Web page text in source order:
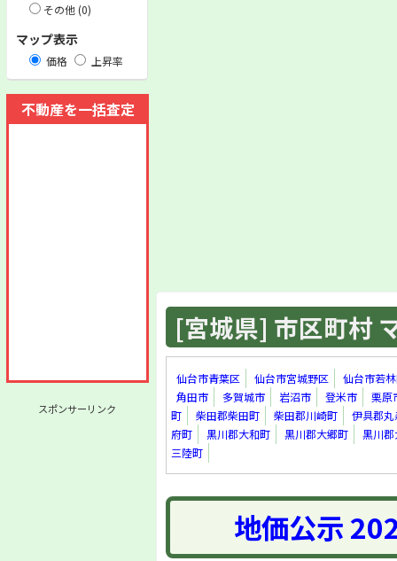
その他 (0)
マップ表示
価格 上昇率
不動産を一括査定
スポンサーリンク
[宮城県] 市区町村
仙台市青葉区 仙台市宮城野区
仙台市若
角田市
多賀城市 岩沼市 登米市
栗原
町
柴田郡柴田町 柴田郡川崎町
伊具郡丸
府町
黒川郡大和町 黒川郡大郷町
黒川
三陸町
地価公示